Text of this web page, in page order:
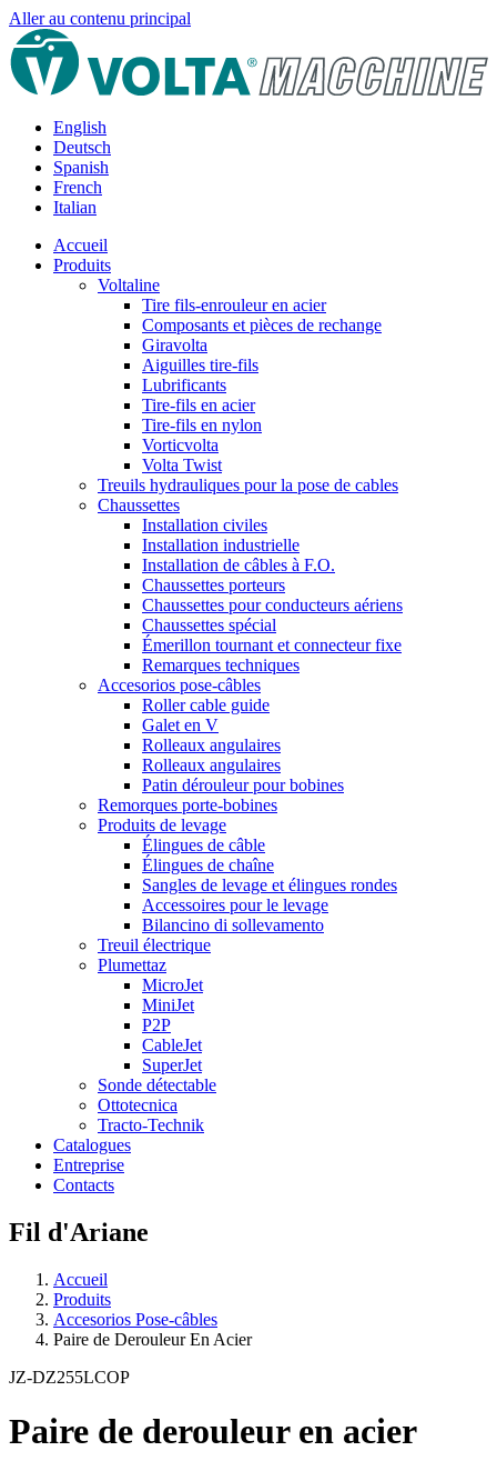
Aller au contenu principal
English
Deutsch
Spanish
French
Italian
Accueil
Produits
Voltaline
Tire fils-enrouleur en acier
Composants et pièces de rechange
Giravolta
Aiguilles tire-fils
Lubrificants
Tire-fils en acier
Tire-fils en nylon
Vorticvolta
Volta Twist
Treuils hydrauliques pour la pose de cables
Chaussettes
Installation civiles
Installation industrielle
Installation de câbles à F.O.
Chaussettes porteurs
Chaussettes pour conducteurs aériens
Chaussettes spécial
Émerillon tournant et connecteur fixe
Remarques techniques
Accesorios pose-câbles
Roller cable guide
Galet en V
Rolleaux angulaires
Rolleaux angulaires
Patin dérouleur pour bobines
Remorques porte-bobines
Produits de levage
Élingues de câble
Élingues de chaîne
Sangles de levage et élingues rondes
Accessoires pour le levage
Bilancino di sollevamento
Treuil électrique
Plumettaz
MicroJet
MiniJet
P2P
CableJet
SuperJet
Sonde détectable
Ottotecnica
Tracto-Technik
Catalogues
Entreprise
Contacts
Fil d'Ariane
Accueil
Produits
Accesorios Pose-câbles
Paire de Derouleur En Acier
JZ-DZ255LCOP
Paire de derouleur en acier